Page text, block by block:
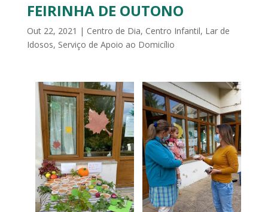
FEIRINHA DE OUTONO
Out 22, 2021 | Centro de Dia, Centro Infantil, Lar de
Idosos, Serviço de Apoio ao Domicílio